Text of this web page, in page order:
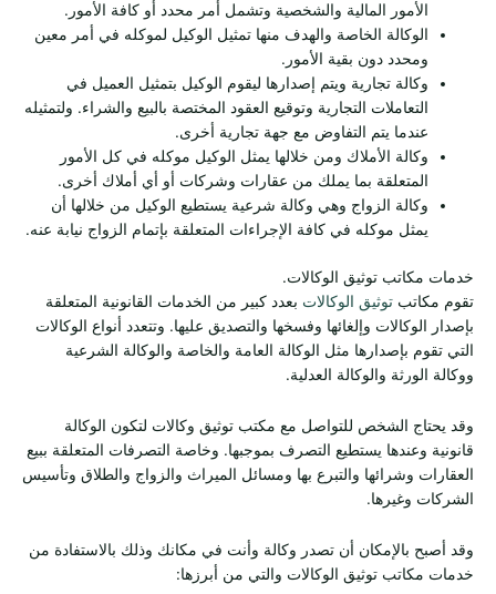
الأمور المالية والشخصية وتشمل أمر محدد أو كافة الأمور.
الوكالة الخاصة والهدف منها تمثيل الوكيل لموكله في أمر معين
ومحدد دون بقية الأمور.
وكالة تجارية ويتم إصدارها ليقوم الوكيل بتمثيل العميل في
التعاملات التجارية وتوقيع العقود المختصة بالبيع والشراء. ولتمثيله
عندما يتم التفاوض مع جهة تجارية أخرى.
وكالة الأملاك ومن خلالها يمثل الوكيل موكله في كل الأمور
المتعلقة بما يملك من عقارات وشركات أو أي أملاك أخرى.
وكالة الزواج وهي وكالة شرعية يستطيع الوكيل من خلالها أن
يمثل موكله في كافة الإجراءات المتعلقة بإتمام الزواج نيابة عنه.
خدمات مكاتب توثيق الوكالات.
تقوم مكاتب توثيق الوكالات بعدد كبير من الخدمات القانونية المتعلقة
بإصدار الوكالات وإلغائها وفسخها والتصديق عليها. وتتعدد أنواع الوكالات
التي تقوم بإصدارها مثل الوكالة العامة والخاصة والوكالة الشرعية
ووكالة الورثة والوكالة العدلية.
وقد يحتاج الشخص للتواصل مع مكتب توثيق وكالات لتكون الوكالة
قانونية وعندها يستطيع التصرف بموجبها. وخاصة التصرفات المتعلقة ببيع
العقارات وشرائها والتبرع بها ومسائل الميراث والزواج والطلاق وتأسيس
الشركات وغيرها.
وقد أصبح بالإمكان أن تصدر وكالة وأنت في مكانك وذلك بالاستفادة من
خدمات مكاتب توثيق الوكالات والتي من أبرزها: